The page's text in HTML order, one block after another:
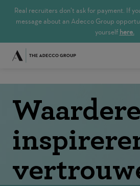
Real recruiters don’t ask for payment. If
message about an Adecco Group
yourself here.